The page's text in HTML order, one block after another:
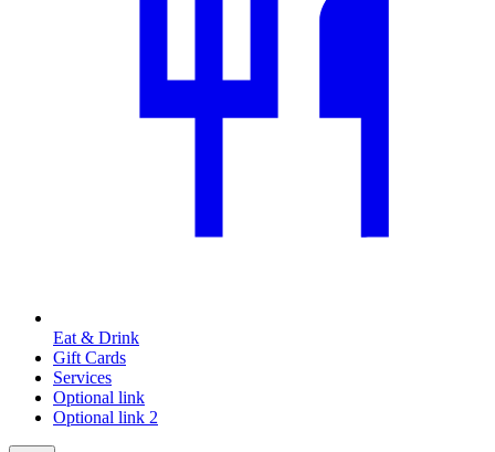
Eat & Drink
Gift Cards
Services
Optional link
Optional link 2